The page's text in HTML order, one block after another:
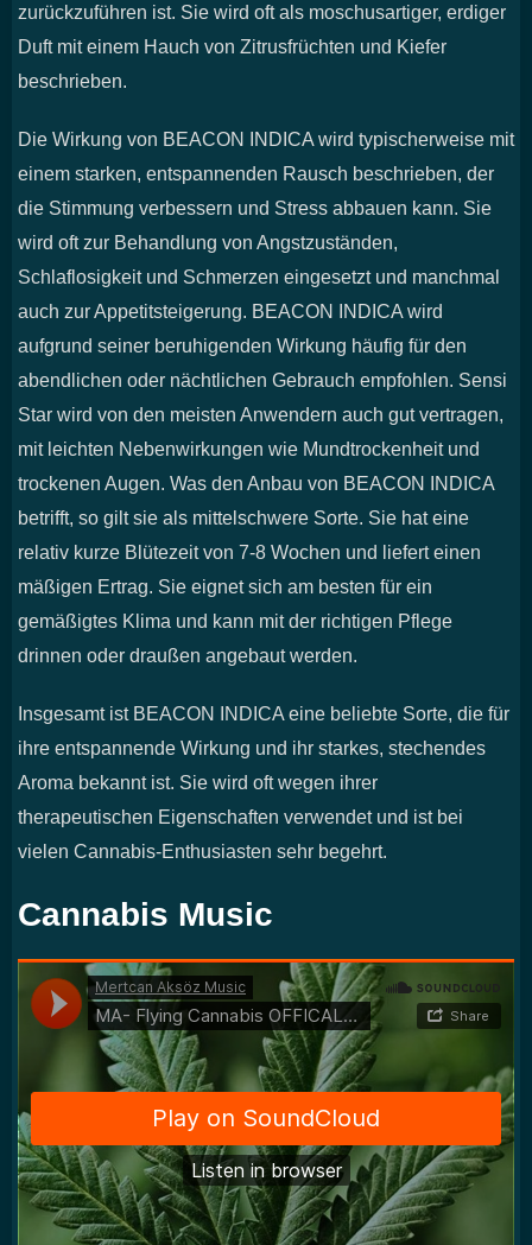
zurückzuführen ist. Sie wird oft als moschusartiger, erdiger
Duft mit einem Hauch von Zitrusfrüchten und Kiefer
beschrieben.
Die Wirkung von BEACON INDICA wird typischerweise mit
einem starken, entspannenden Rausch beschrieben, der
die Stimmung verbessern und Stress abbauen kann. Sie
wird oft zur Behandlung von Angstzuständen,
Schlaflosigkeit und Schmerzen eingesetzt und manchmal
auch zur Appetitsteigerung. BEACON INDICA wird
aufgrund seiner beruhigenden Wirkung häufig für den
abendlichen oder nächtlichen Gebrauch empfohlen. Sensi
Star wird von den meisten Anwendern auch gut vertragen,
mit leichten Nebenwirkungen wie Mundtrockenheit und
trockenen Augen. Was den Anbau von BEACON INDICA
betrifft, so gilt sie als mittelschwere Sorte. Sie hat eine
relativ kurze Blütezeit von 7-8 Wochen und liefert einen
mäßigen Ertrag. Sie eignet sich am besten für ein
gemäßigtes Klima und kann mit der richtigen Pflege
drinnen oder draußen angebaut werden.
Insgesamt ist BEACON INDICA eine beliebte Sorte, die für
ihre entspannende Wirkung und ihr starkes, stechendes
Aroma bekannt ist. Sie wird oft wegen ihrer
therapeutischen Eigenschaften verwendet und ist bei
vielen Cannabis-Enthusiasten sehr begehrt.
Cannabis Music